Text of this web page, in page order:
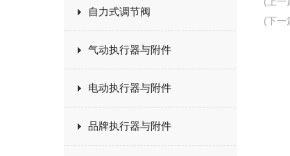
自力式调节阀
气动执行器与附件
电动执行器与附件
品牌执行器与附件
(下一